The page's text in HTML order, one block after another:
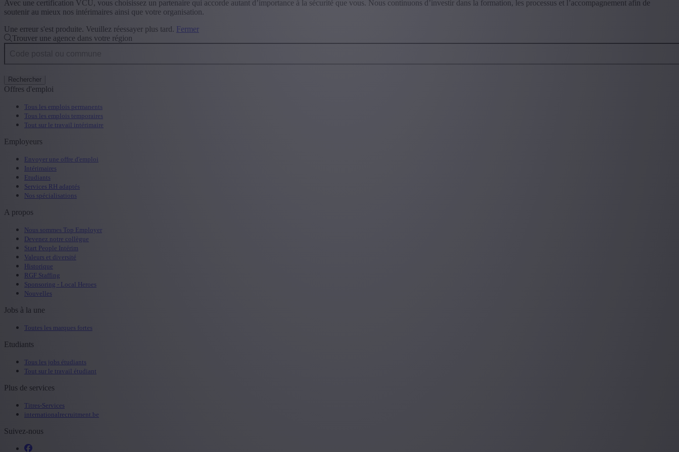
Avec une certification VCU, vous choisissez un partenaire qui accorde autant d’importance à la sécurité que vous. Nous continuons d’investir dans la formation, les processus et l’accompagnement afin de
soutenir au mieux nos intérimaires ainsi que votre organisation.
Une erreur s'est produite. Veuillez réessayer plus tard. Fermer
Trouver une agence dans votre région
Rechercher
Offres d'emploi
Tous les emplois permanents
Tous les emplois temporaires
Tout sur le travail intérimaire
Employeurs
Envoyer une offre d'emploi
Intérimaires
Etudiants
Services RH adaptés
Nos spécialisations
A propos
Nous sommes Top Employer
Devenez notre collègue
Start People Intérim
Valeurs et diversité
Historique
RGF Staffing
Sponsoring - Local Heroes
Nouvelles
Jobs à la une
Toutes les marques fortes
Etudiants
Tous les jobs étudiants
Tout sur le travail étudiant
Plus de services
Titres-Services
internationalrecruitment.be
Suivez-nous